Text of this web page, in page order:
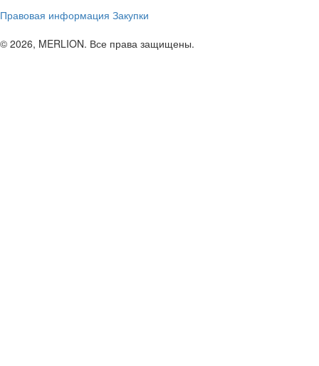
Правовая информация Закупки
© 2026, MERLION. Все права защищены.